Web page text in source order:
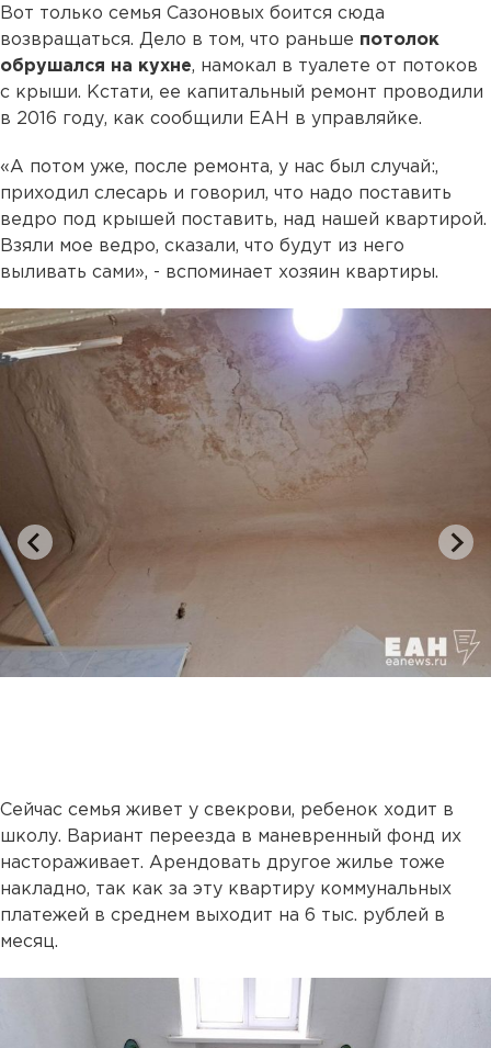
Вот только семья Сазоновых боится сюда
возвращаться. Дело в том, что раньше потолок
обрушался на кухне, намокал в туалете от потоков
с крыши. Кстати, ее капитальный ремонт проводили
в 2016 году, как сообщили ЕАН в управляйке.
«А потом уже, после ремонта, у нас был случай:,
приходил слесарь и говорил, что надо поставить
ведро под крышей поставить, над нашей квартирой.
Взяли мое ведро, сказали, что будут из него
выливать сами», - вспоминает хозяин квартиры.
Сейчас семья живет у свекрови, ребенок ходит в
школу. Вариант переезда в маневренный фонд их
настораживает. Арендовать другое жилье тоже
накладно, так как за эту квартиру коммунальных
платежей в среднем выходит на 6 тыс. рублей в
месяц.